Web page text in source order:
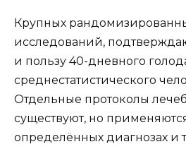
Крупных
исследований,
и пользу 40-дневного
среднестатистического
Отдельные протоколы
существуют, но
определённых диагнозах и